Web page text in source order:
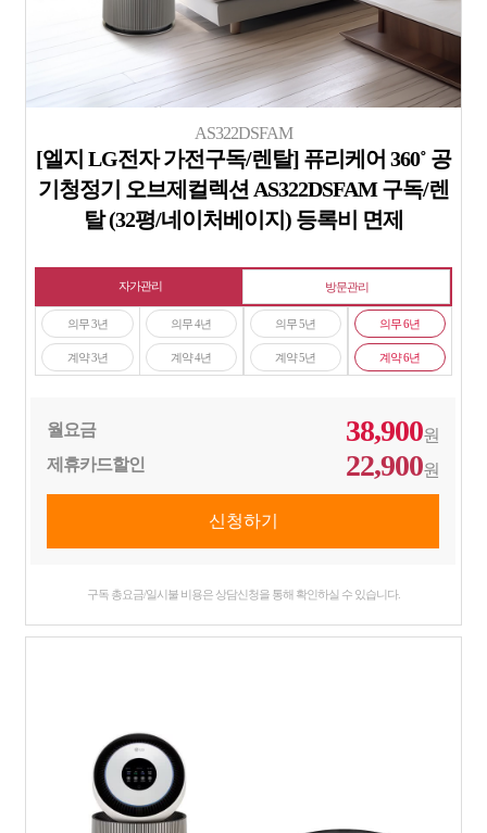
AS322DSFAM
[엘지 LG전자 가전구독/렌탈] 퓨리케어 360˚ 공
기청정기 오브제컬렉션 AS322DSFAM 구독/렌
탈 (32평/네이처베이지) 등록비 면제
자가관리 방문관리
의무 3년
계약 3년
의무 4년
계약 4년
의무 5년
계약 5년
의무 6년
계약 6년
월요금 38,900원
제휴카드할인
22,900원
구독 총요금/일시불 비용은 상담신청을 통해 확인하실 수 있습니다.